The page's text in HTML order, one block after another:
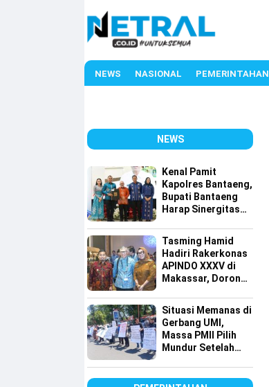
NEWS NASIONAL PEMERINTAHAN
NEWS
Kenal Pamit
Kapolres Bantaeng,
Bupati Bantaeng
Harap Sinergitas
Tasming Hamid
Hadiri Rakerkonas
APINDO XXXV di
Makassar, Dorong
Tembus Pasar
Global
Situasi Memanas di
Gerbang UMI,
Massa PMII Pilih
Mundur Setelah